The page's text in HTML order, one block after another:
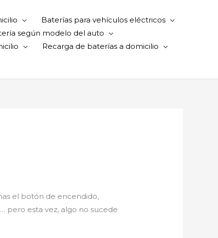
Baterías para vehículos eléctricos
según modelo del auto
Recarga de baterías a domicilio
el botón de encendido,
pero esta vez, algo no sucede